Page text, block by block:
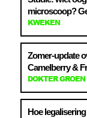
microscoop?
KWEKEN
Zomer-update
Camelberry &
DOKTER GROEN
Hoe